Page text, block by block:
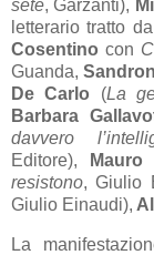
sete, Garzanti),
letterario tratto
Cosentino con
Guanda,
De Carlo (La
Barbara
davvero
Editore), Mauro
resistono, Giulio
Giulio Einaudi),
La